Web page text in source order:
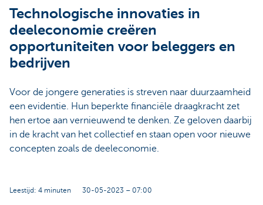
Technologische innovaties in
deeleconomie creëren
opportuniteiten voor beleggers en
bedrijven
Voor de jongere generaties is streven naar duurzaamheid
een evidentie. Hun beperkte financiële draagkracht zet
hen ertoe aan vernieuwend te denken. Ze geloven daarbij
in de kracht van het collectief en staan open voor nieuwe
concepten zoals de deeleconomie.
Leestijd: 4 minuten 30-05-2023 – 07:00